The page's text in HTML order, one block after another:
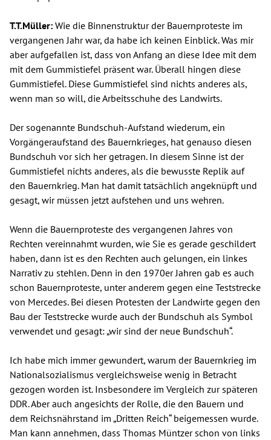
T.T.Müller: Wie die Binnenstruktur der Bauernproteste im
vergangenen Jahr war, da habe ich keinen Einblick. Was mir
aber aufgefallen ist, dass von Anfang an diese Idee mit dem
mit dem Gummistiefel präsent war. Überall hingen diese
Gummistiefel. Diese Gummistiefel sind nichts anderes als,
wenn man so will, die Arbeitsschuhe des Landwirts.
Der sogenannte Bundschuh-Aufstand wiederum, ein
Vorgängeraufstand des Bauernkrieges, hat genauso diesen
Bundschuh vor sich her getragen. In diesem Sinne ist der
Gummistiefel nichts anderes, als die bewusste Replik auf
den Bauernkrieg. Man hat damit tatsächlich angeknüpft und
gesagt, wir müssen jetzt aufstehen und uns wehren.
Wenn die Bauernproteste des vergangenen Jahres von
Rechten vereinnahmt wurden, wie Sie es gerade geschildert
haben, dann ist es den Rechten auch gelungen, ein linkes
Narrativ zu stehlen. Denn in den 1970er Jahren gab es auch
schon Bauernproteste, unter anderem gegen eine Teststrecke
von Mercedes. Bei diesen Protesten der Landwirte gegen den
Bau der Teststrecke wurde auch der Bundschuh als Symbol
verwendet und gesagt: „wir sind der neue Bundschuh“.
Ich habe mich immer gewundert, warum der Bauernkrieg im
Nationalsozialismus vergleichsweise wenig in Betracht
gezogen worden ist. Insbesondere im Vergleich zur späteren
DDR. Aber auch angesichts der Rolle, die den Bauern und
dem Reichsnährstand im „Dritten Reich“ beigemessen wurde.
Man kann annehmen, dass Thomas Müntzer schon von links